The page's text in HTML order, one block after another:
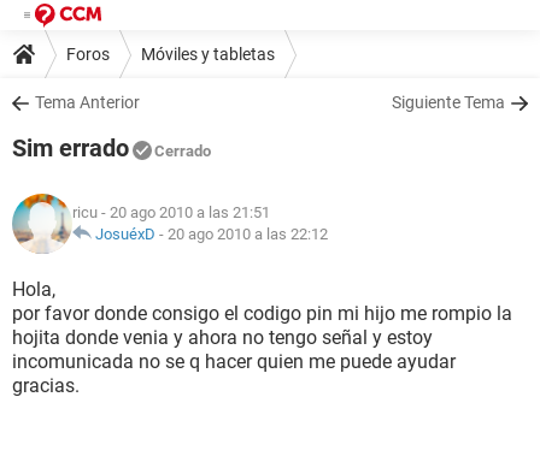
Foros Móviles y tabletas
Tema Anterior Siguiente Tema
Sim errado Cerrado
ricu - 20 ago 2010 a las 21:51
JosuéxD - 20 ago 2010 a las 22:12
Hola,
por favor donde consigo el codigo pin mi hijo me rompio la
hojita donde venia y ahora no tengo señal y estoy
incomunicada no se q hacer quien me puede ayudar
gracias.